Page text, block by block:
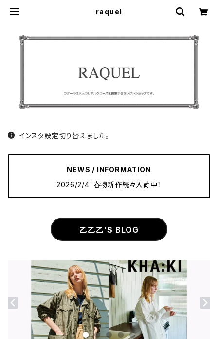
raquel
インスタ設定切り替えました。
NEWS / INFORMATION
2026/2/4：春物新作続々入荷中！
乙乙乙'S BLOG